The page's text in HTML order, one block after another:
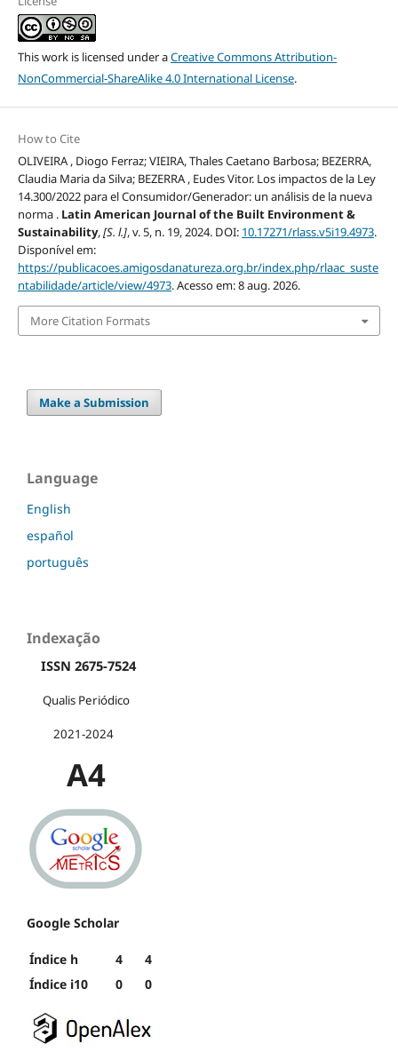
This work is licensed under aCreative Commons Attribution-
NonCommercial-ShareAlike 4.0 International License.
How to Cite
OLIVEIRA , Diogo Ferraz; VIEIRA, Thales Caetano Barbosa; BEZERRA,
Claudia Maria da Silva; BEZERRA , Eudes Vitor. Los impactos de la Ley
14.300/2022 para el Consumidor/Generador: un análisis de la nueva
norma . Latin American Journal of the Built Environment &
Sustainability,[S. l.], v. 5, n. 19, 2024. DOI: 10.17271/rlass.v5i19.4973.
Disponível em:
https://publicacoes.amigosdanatureza.org.br/index.php/rlaac_suste
ntabilidade/article/view/4973. Acesso em: 8 aug. 2026.
More Citation Formats
Make a Submission
Language
English
español
português
Indexação
ISSN 2675-7524
Qualis Periódico
2021-2024
A4
Google Scholar
Índice h 4
4
Índice i10
0 0